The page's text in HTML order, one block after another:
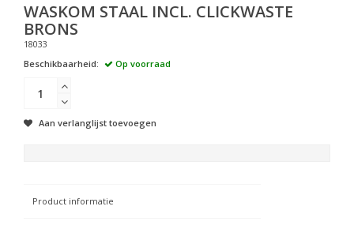
WASKOM STAAL INCL. CLICKWASTE
BRONS
18033
Beschikbaarheid:
Op voorraad
Aan verlanglijst toevoegen
Product informatie